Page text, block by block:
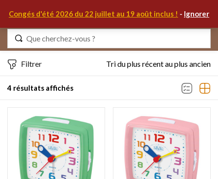
Congés d'été 2026 du 22 juillet au 19 août inclus ! - Ignorer
4 résultats affichés
Filtrer Tri du plus récent au plus ancien
Identifiez-vous
Se souvenir de moi Mot de passe oublié ?
S'IDENTIFIER
MON COMPTE